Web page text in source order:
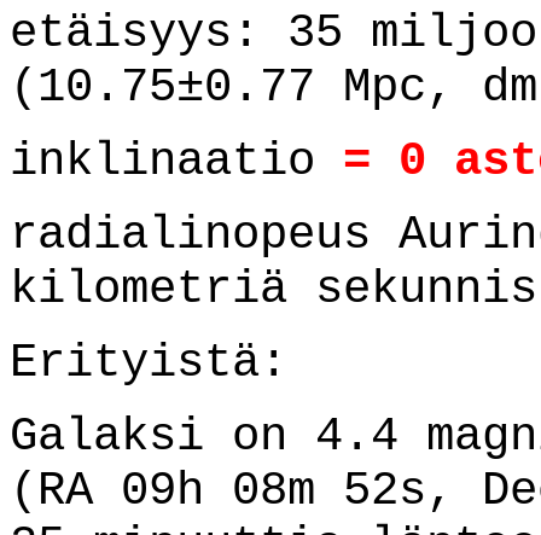
etäisyys: 35
(10.75±0.77 Mpc,
inklinaatio = 0
radialinopeus
kilometriä
Erityistä:
Galaksi on 4.4
(RA 09h 08m 52s,